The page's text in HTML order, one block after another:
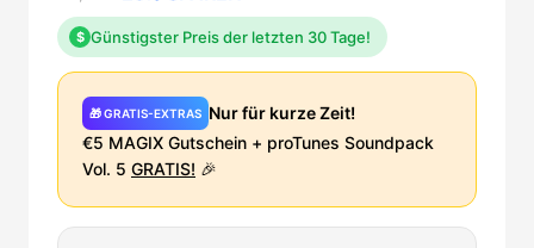
$ Günstigster Preis der letzten 30 Tage!
🎁 GRATIS-EXTRAS Nur für kurze Zeit!
€5 MAGIX Gutschein + proTunes Soundpack
Vol. 5 GRATIS! 🎉